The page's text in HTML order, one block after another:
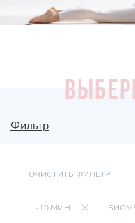
Фильтр
ОЧИСТИТЬ ФИЛЬТР
~10 МИН